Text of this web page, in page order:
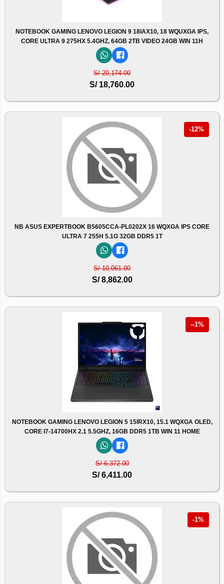
NOTEBOOK GAMING LENOVO LEGION 9 18IAX10, 18 WQUXGA IPS,
CORE ULTRA 9 275HX 5.4GHZ, 64GB 2TB VIDEO 24GB WIN 11H
S/ 20,174.00
S/ 18,760.00
-12%
NB ASUS EXPERTBOOK B5605CCA-PL0202X 16 WQXGA IPS CORE
ULTRA 7 255H 5.1G 32GB DDR5 1T
S/ 10,061.00
S/ 8,862.00
--1%
NOTEBOOK GAMING LENOVO LEGION 5 15IRX10, 15.1 WQXGA OLED,
CORE I7-14700HX 2.1 5.5GHZ, 16GB DDR5 1TB WIN 11 HOME
S/ 6,372.00
S/ 6,411.00
-1%